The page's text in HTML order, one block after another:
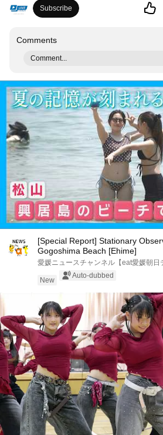
Subscribe
Comments
Comment...
[Special Report] Stationary
Gogoshima Beach [Ehime]
愛媛ニュースチャンネル【eat愛媛朝日
New
Auto-dubbed